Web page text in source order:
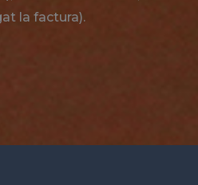
la factura).